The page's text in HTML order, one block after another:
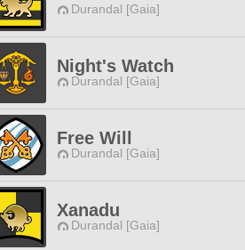
Durandal [Gaia]
Night's Watch
Durandal [Gaia]
Free Will
Durandal [Gaia]
Xanadu
Durandal [Gaia]